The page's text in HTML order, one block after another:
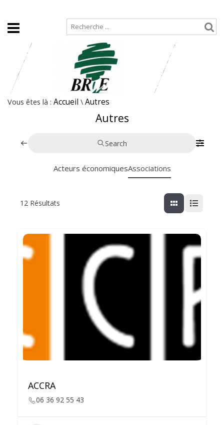
Vous êtes là : Accueil \ Autres
Autres
Search
Acteurs économiquesAssociations
12 Résultats
ACCRA
06 36 92 55 43